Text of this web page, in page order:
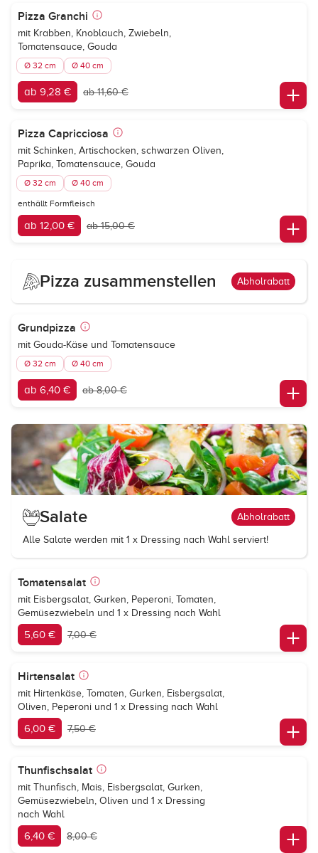
Pizza Granchi
mit Krabben, Knoblauch, Zwiebeln,
Tomatensauce, Gouda
Ø 32 cm Ø 40 cm
ab 9,28 € ab 11,60 €
Pizza Capricciosa
mit Schinken, Artischocken, schwarzen Oliven,
Paprika, Tomatensauce, Gouda
Ø 32 cm Ø 40 cm
enthällt Formfleisch
ab 12,00 € ab 15,00 €
Pizza zusammenstellen Abholrabatt
Grundpizza
mit Gouda-Käse und Tomatensauce
Ø 32 cm Ø 40 cm
ab 6,40 € ab 8,00 €
Salate Abholrabatt
Alle Salate werden mit 1 x Dressing nach Wahl serviert!
Tomatensalat
mit Eisbergsalat, Gurken, Peperoni, Tomaten,
Gemüsezwiebeln und 1 x Dressing nach Wahl
5,60 € 7,00 €
Hirtensalat
mit Hirtenkäse, Tomaten, Gurken, Eisbergsalat,
Oliven, Peperoni und 1 x Dressing nach Wahl
6,00 € 7,50 €
Thunfischsalat
mit Thunfisch, Mais, Eisbergsalat, Gurken,
Gemüsezwiebeln, Oliven und 1 x Dressing
nach Wahl
6,40 € 8,00 €